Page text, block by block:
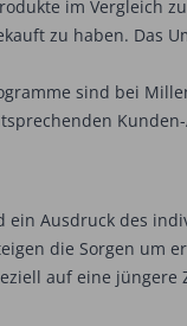
im Vergleich
zu haben. Das
sind bei
ein Ausdruck des
die Sorgen um
auf eine jüngere